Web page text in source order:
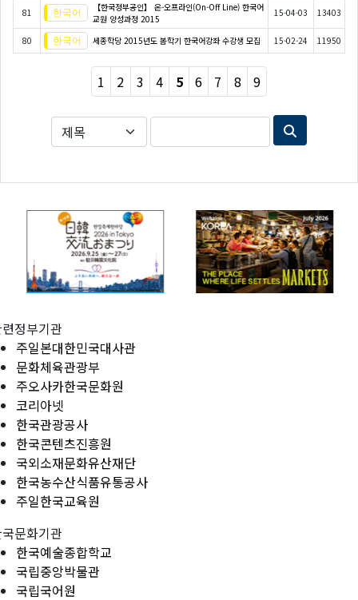
81
【한국정부공인】 온-오프라인(On-Off Line) 한국어
교원 양성과정 2015
15-04-03 13403
80 세종학당 2015년도 봄학기 한국어강좌 수강생 모집 15-02-24 11950
1 2 3 4 5 6 7 8 9
정부기관
주일본대한민국대사관
문화체육관광부
주오사카한국문화원
코리아넷
한국관광공사
한국콘텐츠진흥원
국외소재문화유산재단
한국농수산식품유통공사
주일한국교육원
문화기관
한국예술종합학교
국립중앙박물관
국립국어원